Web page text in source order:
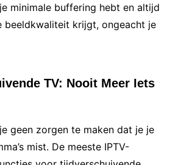
minimale buffering hebt en altijd
beeldkwaliteit krijgt, ongeacht je
TV: Nooit Meer Iets
geen zorgen te maken dat je je
mist. De meeste IPTV-